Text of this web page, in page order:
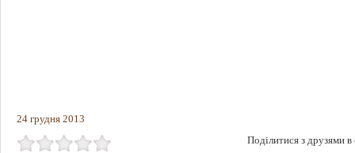
24 грудня 2013
Поділитися з друзями